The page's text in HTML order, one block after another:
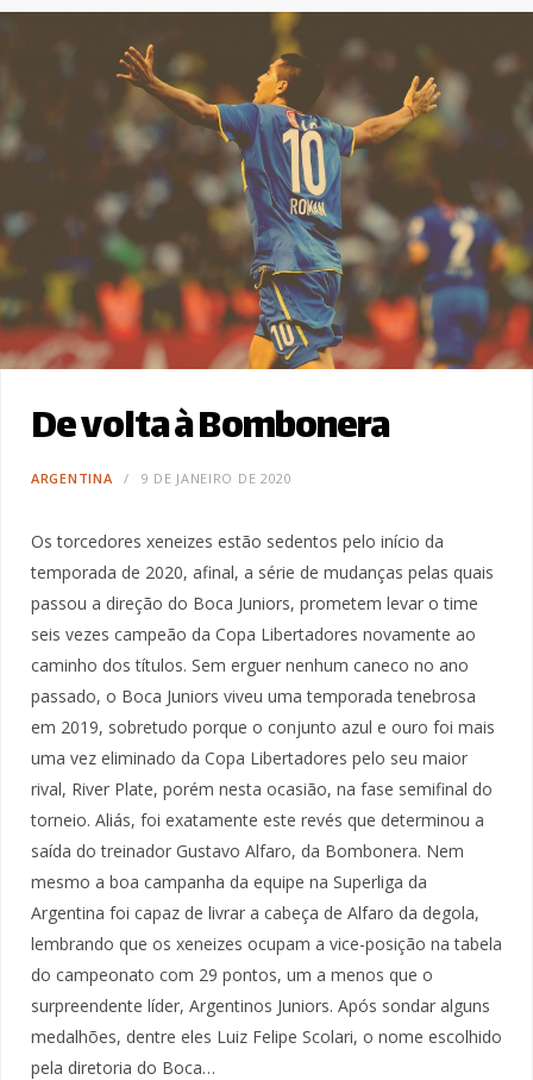
De volta à Bombonera
ARGENTINA 9 DE JANEIRO DE 2020
Os torcedores xeneizes estão sedentos pelo início da
temporada de 2020, afinal, a série de mudanças pelas quais
passou a direção do Boca Juniors, prometem levar o time
seis vezes campeão da Copa Libertadores novamente ao
caminho dos títulos. Sem erguer nenhum caneco no ano
passado, o Boca Juniors viveu uma temporada tenebrosa
em 2019, sobretudo porque o conjunto azul e ouro foi mais
uma vez eliminado da Copa Libertadores pelo seu maior
rival, River Plate, porém nesta ocasião, na fase semifinal do
torneio. Aliás, foi exatamente este revés que determinou a
saída do treinador Gustavo Alfaro, da Bombonera. Nem
mesmo a boa campanha da equipe na Superliga da
Argentina foi capaz de livrar a cabeça de Alfaro da degola,
lembrando que os xeneizes ocupam a vice-posição na tabela
do campeonato com 29 pontos, um a menos que o
surpreendente líder, Argentinos Juniors. Após sondar alguns
medalhões, dentre eles Luiz Felipe Scolari, o nome escolhido
pela diretoria do Boca…